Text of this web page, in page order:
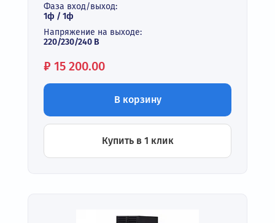
Фаза вход/выход:
1ф / 1ф
Напряжение на выходе:
220/230/240 В
Цена:
₽ 15 200.00
В корзину
Купить в 1 клик